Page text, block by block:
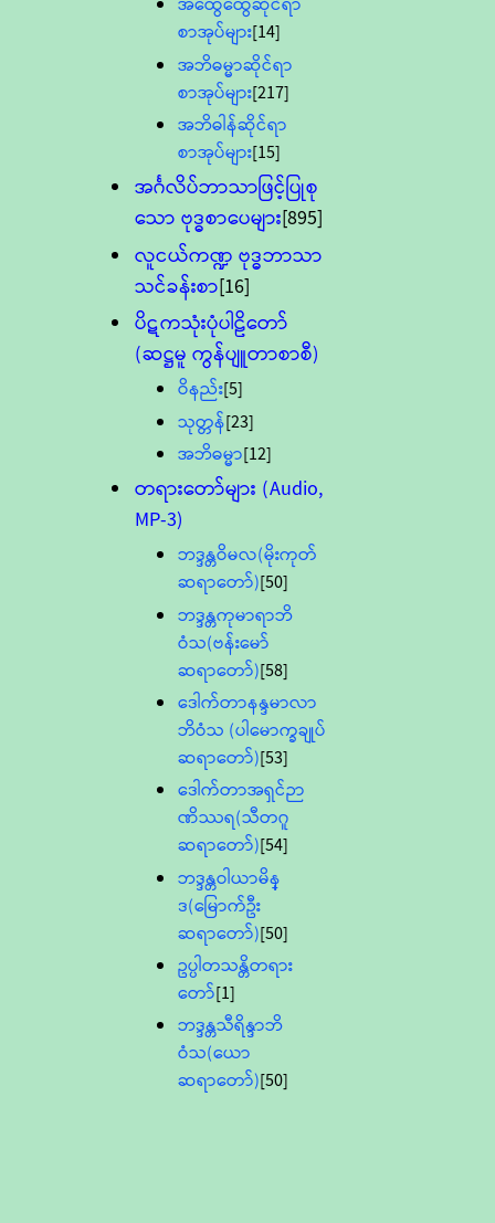
စာအုပ်များ[14]
အဘိဓမ္မာဆိုင်ရာ
စာအုပ်များ[217]
အဘိဓါန်ဆိုင်ရာ
စာအုပ်များ[15]
အင်္ဂလိပ်ဘာသာဖြင့်ပြုစု
သော ဗုဒ္ဓစာပေများ[895]
လူငယ်ကဏ္ဍ ဗုဒ္ဓဘာသာ
သင်ခန်းစာ[16]
ပိဋကသုံးပုံပါဠိတော်
(ဆဋ္ဌမူ ကွန်ပျူတာစာစီ)
ဝိနည်း[5]
သုတ္တန်[23]
အဘိဓမ္မာ[12]
တရားတော်များ (Audio,
MP-3)
ဘဒ္ဒန္တဝိမလ(မိုးကုတ်
ဆရာတော်)[50]
ဘဒ္ဒန္တကုမာရာဘိ
ဝံသ(ဗန်းမော်
ဆရာတော်)[58]
ဒေါက်တာနန္ဒမာလာ
ဘိဝံသ (ပါမောက္ခချုပ်
ဆရာတော်)[53]
ဒေါက်တာအရှင်ဉာ
ဏိဿရ(သီတဂူ
ဆရာတော်)[54]
ဘဒ္ဒန္တဝါယာမိန္
ဒ(မြောက်ဦး
ဆရာတော်)[50]
ဥပ္ပါတသန္တိတရား
တော်[1]
ဘဒ္ဒန္တသီရိန္ဒာဘိ
ဝံသ(ယော
ဆရာတော်)[50]